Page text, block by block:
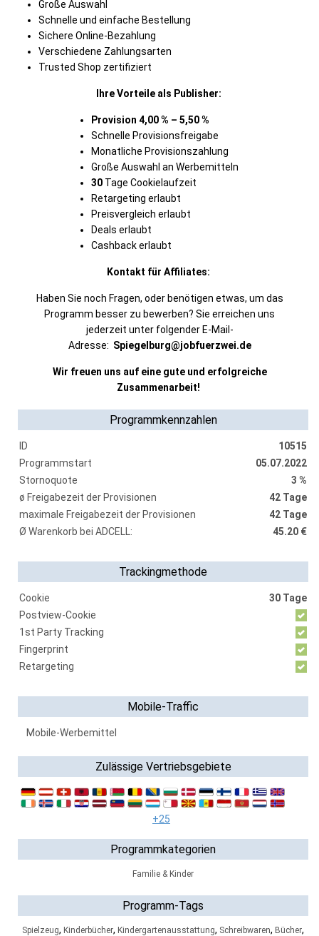
Große Auswahl
Schnelle und einfache Bestellung
Sichere Online-Bezahlung
Verschiedene Zahlungsarten
Trusted Shop zertifiziert
Ihre Vorteile als Publisher:
Provision 4,00 % – 5,50 %
Schnelle Provisionsfreigabe
Monatliche Provisionszahlung
Große Auswahl an Werbemitteln
30Tage Cookielaufzeit
Retargeting erlaubt
Preisvergleich erlaubt
Deals erlaubt
Cashback erlaubt
Kontakt für Affiliates:
Haben Sie noch Fragen, oder benötigen etwas, um das
Programm besser zu bewerben? Sie erreichen uns
jederzeit unter folgender E-Mail-
Adresse: Spiegelburg@jobfuerzwei.de
Wir freuen uns auf eine gute und erfolgreiche
Zusammenarbeit!
Programmkennzahlen
ID
10515
Programmstart
05.07.2022
Stornoquote
3 %
ø Freigabezeit der Provisionen
42 Tage
maximale Freigabezeit der Provisionen
42 Tage
Ø Warenkorb bei ADCELL:
45.20 €
Trackingmethode
Cookie
30 Tage
Postview-Cookie
1st Party Tracking
Fingerprint
Retargeting
Mobile-Traffic
Mobile-Werbemittel
Zulässige Vertriebsgebiete
+25
Programmkategorien
Familie & Kinder
Programm-Tags
Spielzeug, Kinderbücher, Kindergartenausstattung, Schreibwaren, Bücher,